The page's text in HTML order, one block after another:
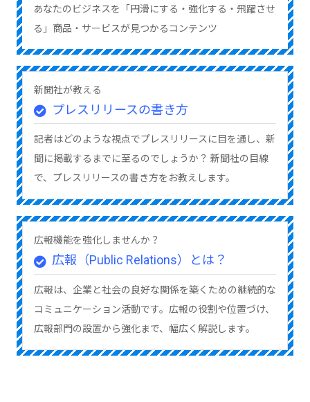
あなたのビジネスを「円滑にする・強化する・飛躍させ
る」商品・サービスが見つかるコンテンツ
新聞社が教える
プレスリリースの書き方
記者はどのような視点でプレスリリースに目を通し、新
聞に掲載するまでに至るのでしょうか？ 新聞社の目線
で、プレスリリースの書き方をお教えします。
広報機能を強化しませんか？
広報（Public Relations）とは？
広報は、企業と社会の良好な関係を築くための継続的な
コミュニケーション活動です。広報の役割や位置づけ、
広報部門の設置から強化まで、幅広く解説します。